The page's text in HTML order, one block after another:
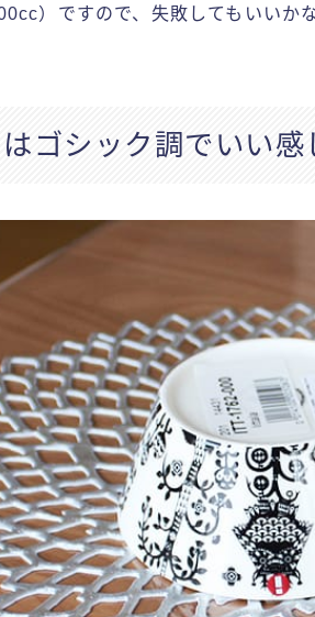
）ですので、失敗してもいいか
ゴシック調でいい感